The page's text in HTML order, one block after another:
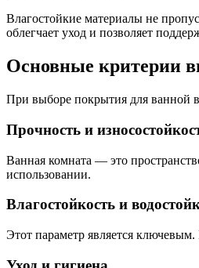
Влагостойкие материалы не
облегчает уход и позволяет
Основные критерии
При выборе покрытия для ванной
Прочность и
Ванная комната — это
использовании.
Влагостойкость и
Этот параметр является